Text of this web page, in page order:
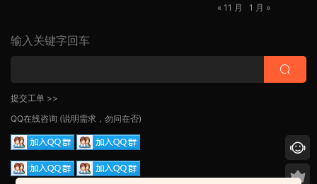
« 11 月
1 月 »
输入关键字回车
提交工单 >>
QQ在线咨询 (说明需求，勿问在否)